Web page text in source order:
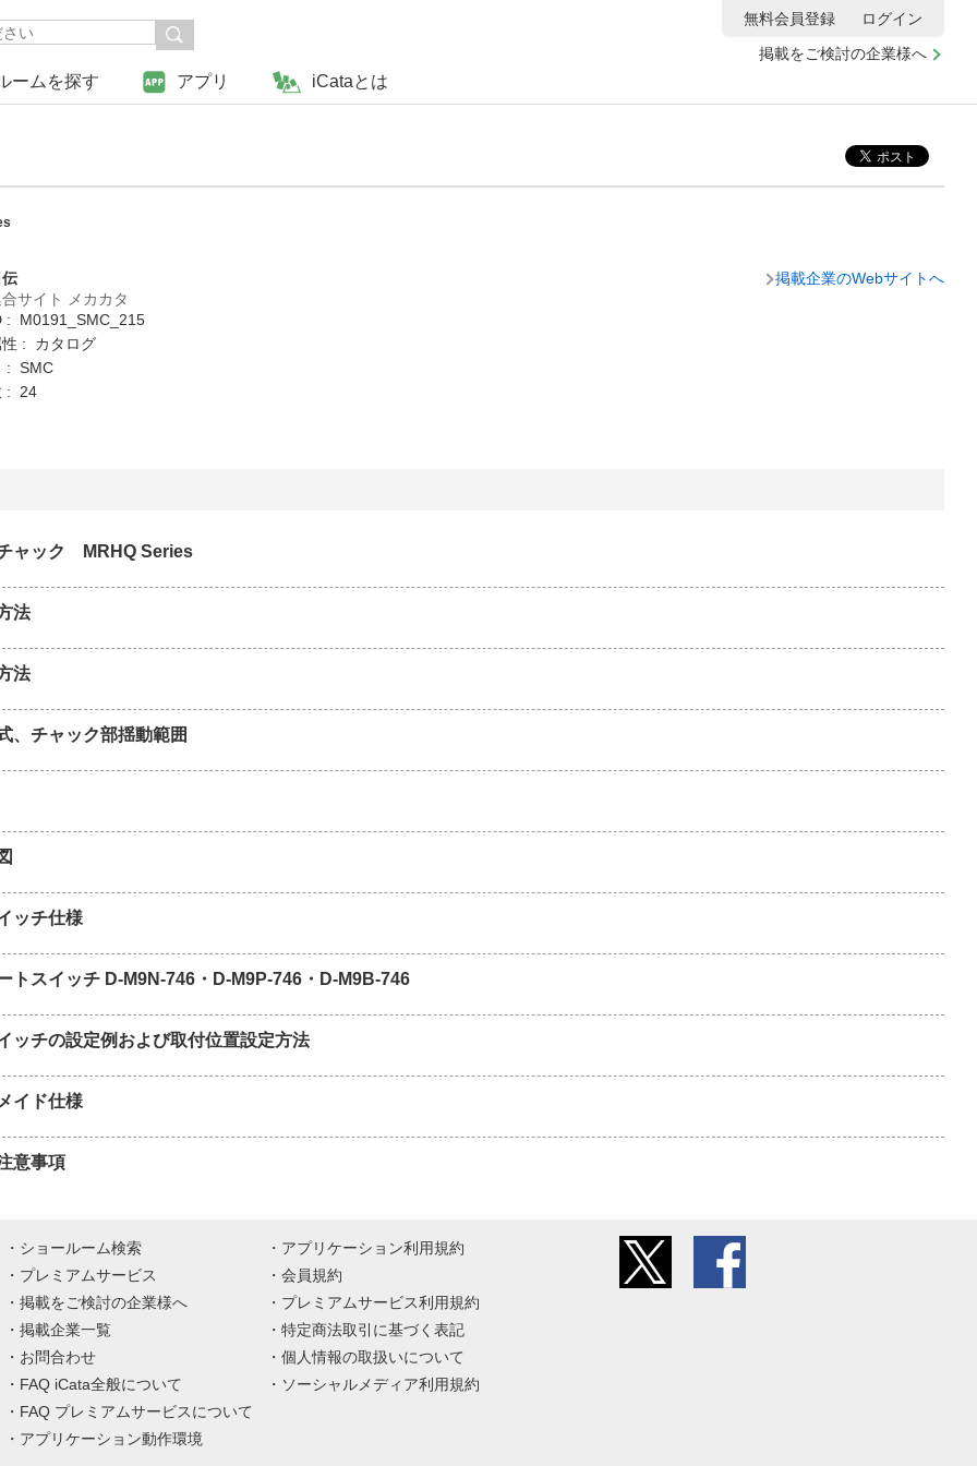
ームを探す アプリ iCataとは
掲載をご検討の企業様へ
無料会員登録 ログイン
サイト メカカタ
: M0191_SMC_215
: カタログ
: SMC
: 24
掲載企業のWebサイトへ
ャック MRHQ Series
法
法
、チャック部揺動範囲
ッチ仕様
トスイッチ D-M9N-746・D-M9P-746・D-M9B-746
ッチの設定例および取付位置設定方法
イド仕様
意事項
ショールーム検索
プレミアムサービス
掲載をご検討の企業様へ
掲載企業一覧
お問合わせ
FAQ iCata全般について
FAQ プレミアムサービスについて
アプリケーション動作環境
アプリケーション利用規約
会員規約
プレミアムサービス利用規約
特定商法取引に基づく表記
個人情報の取扱いについて
ソーシャルメディア利用規約